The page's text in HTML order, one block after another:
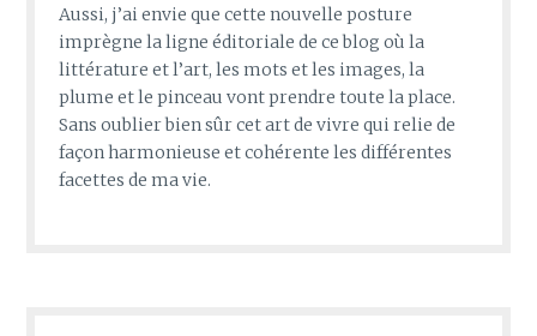
Aussi, j’ai envie que cette nouvelle posture
imprègne la ligne éditoriale de ce blog où la
littérature et l’art, les mots et les images, la
plume et le pinceau vont prendre toute la place.
Sans oublier bien sûr cet art de vivre qui relie de
façon harmonieuse et cohérente les différentes
facettes de ma vie.